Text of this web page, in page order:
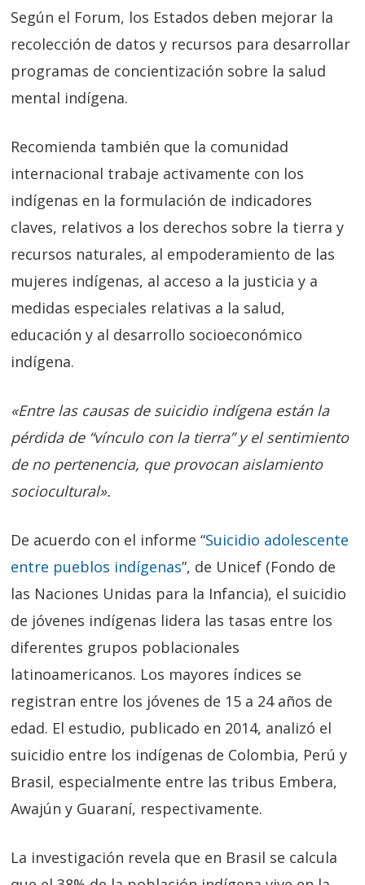
Según el Forum, los Estados deben mejorar la
recolección de datos y recursos para desarrollar
programas de concientización sobre la salud
mental indígena.
Recomienda también que la comunidad
internacional trabaje activamente con los
indígenas en la formulación de indicadores
claves, relativos a los derechos sobre la tierra y
recursos naturales, al empoderamiento de las
mujeres indígenas, al acceso a la justicia y a
medidas especiales relativas a la salud,
educación y al desarrollo socioeconómico
indígena.
«Entre las causas de suicidio indígena están la
pérdida de “vínculo con la tierra” y el sentimiento
de no pertenencia, que provocan aislamiento
sociocultural».
De acuerdo con el informe “Suicidio adolescente
entre pueblos indígenas”, de Unicef (Fondo de
las Naciones Unidas para la Infancia), el suicidio
de jóvenes indígenas lidera las tasas entre los
diferentes grupos poblacionales
latinoamericanos. Los mayores índices se
registran entre los jóvenes de 15 a 24 años de
edad. El estudio, publicado en 2014, analizó el
suicidio entre los indígenas de Colombia, Perú y
Brasil, especialmente entre las tribus Embera,
Awajún y Guaraní, respectivamente.
La investigación revela que en Brasil se calcula